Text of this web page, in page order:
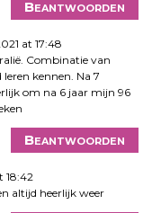
Beantwoorden
at 17:48
Combinatie van
kennen. Na 7
om na 6 jaar mijn 96
Beantwoorden
18:42
altijd heerlijk weer